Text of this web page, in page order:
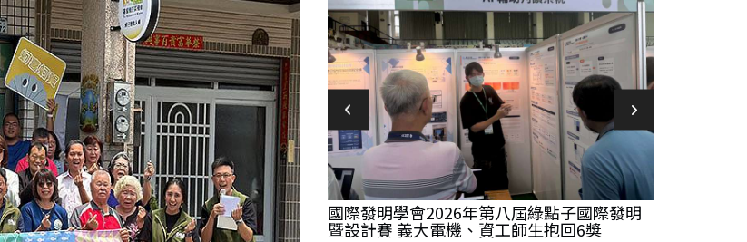
高大科教中心首開拔花蓮縣四維高中 推為期
兩天2026科學競賽培訓營
國際發明學會2026年第八屆綠點子國際發明
暨設計賽 義大電機、資工師生抱回6獎